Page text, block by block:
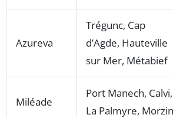
Azureva
Trégunc, Cap
d’Agde, Hauteville
sur Mer, Métabief
Miléade
Port Manech, Calvi,
La Palmyre,